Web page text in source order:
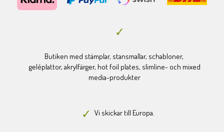
Butiken med stämplar, stansmallar, schabloner,
geléplattor, akrylfärger, hot foil plates, slimline- och mixed
media-produkter
Vi skickar till Europa.